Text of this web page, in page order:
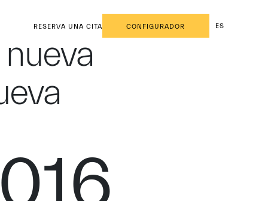
RESERVA UNA CITA CONFIGURADOR ES